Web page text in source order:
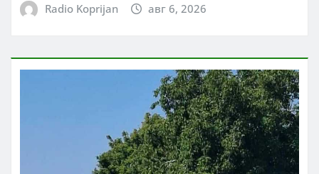
Radio Koprijan авг 6, 2026